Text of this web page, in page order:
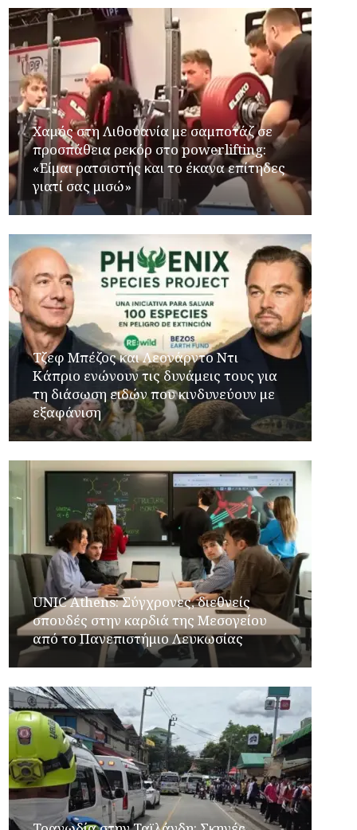
Χαμός στη Λιθουανία με σαμποτάζ σε
προσπάθεια ρεκόρ στο powerlifting:
«Είμαι ρατσιστής και το έκανα επίτηδες
γιατί σας μισώ»
Τζεφ Μπέζος και Λεονάρντο Ντι
Κάπριο ενώνουν τις δυνάμεις τους για
τη διάσωση ειδών που κινδυνεύουν με
εξαφάνιση
UNIC Athens: Σύγχρονες, διεθνείς
σπουδές στην καρδιά της Μεσογείου
από το Πανεπιστήμιο Λευκωσίας